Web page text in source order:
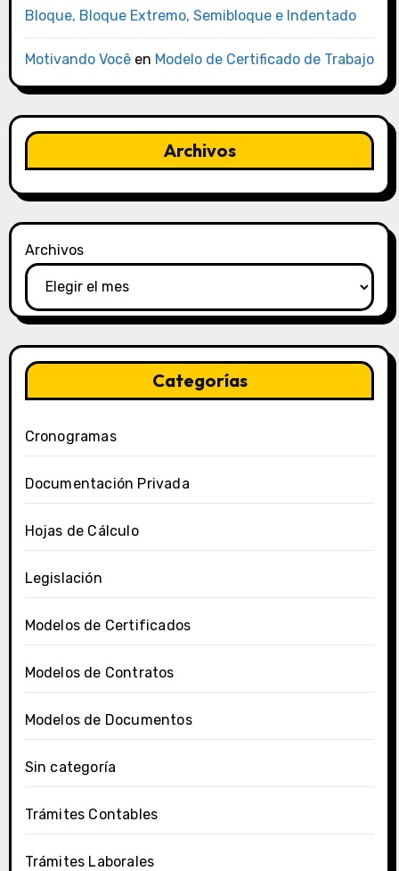
Bloque, Bloque Extremo, Semibloque e Indentado
Motivando Vocêen Modelo de Certificado de Trabajo
Archivos
Archivos
Categorías
Cronogramas
Documentación Privada
Hojas de Cálculo
Legislación
Modelos de Certificados
Modelos de Contratos
Modelos de Documentos
Sin categoría
Trámites Contables
Trámites Laborales